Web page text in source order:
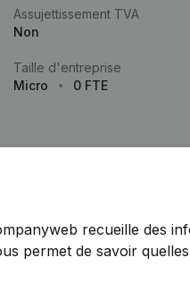
Assujettissement TVA
Non
Taille d'entreprise
Micro
0 FTE
plus
recueille des
permet de savoir